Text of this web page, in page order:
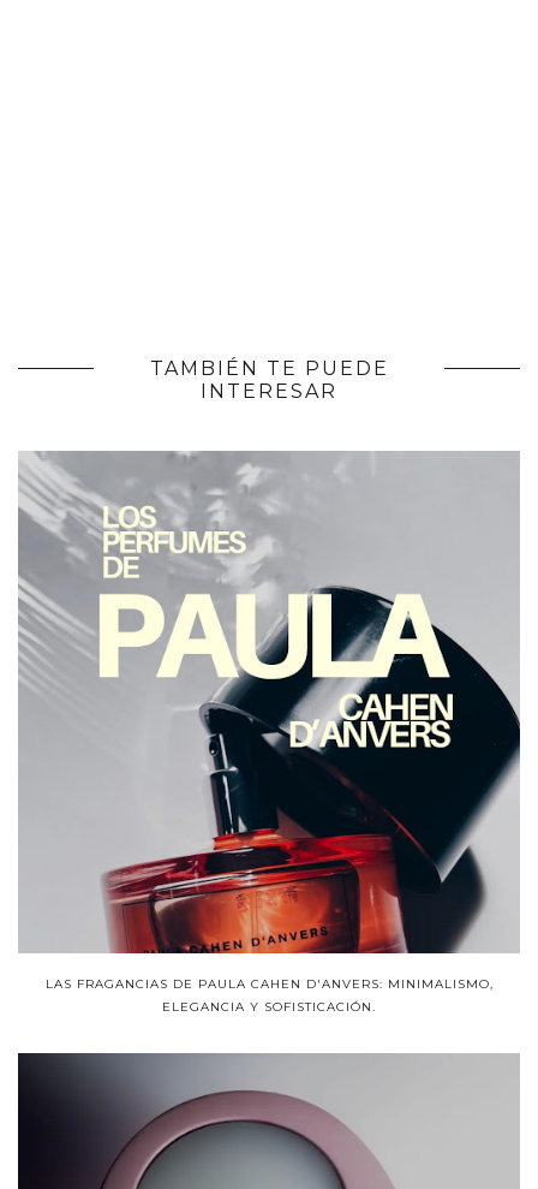
TAMBIÉN TE PUEDE
INTERESAR
LAS FRAGANCIAS DE PAULA CAHEN D'ANVERS: MINIMALISMO,
ELEGANCIA Y SOFISTICACIÓN.